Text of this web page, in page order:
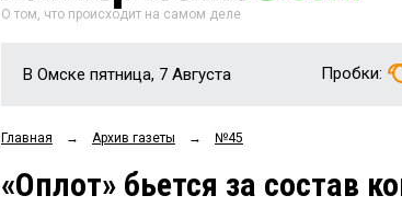
О том, что происходит на самом деле
В Омске пятница, 7 Августа Пробки:
Главная → Архив газеты → №45
«Оплот» бьется за состав